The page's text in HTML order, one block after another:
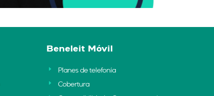
Beneleit Móvil
Planes de telefonía
Cobertura